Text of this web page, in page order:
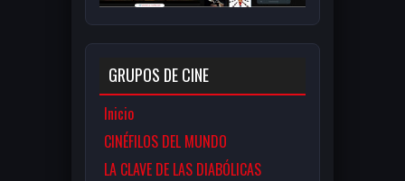
GRUPOS DE CINE
Inicio
CINÉFILOS DEL MUNDO
LA CLAVE DE LAS DIABÓLICAS